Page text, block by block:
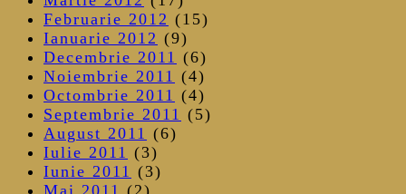
Februarie 2012 (15)
Ianuarie 2012 (9)
Decembrie 2011 (6)
Noiembrie 2011 (4)
Octombrie 2011 (4)
Septembrie 2011 (5)
August 2011 (6)
Iulie 2011 (3)
Iunie 2011 (3)
Mai 2011 (2)